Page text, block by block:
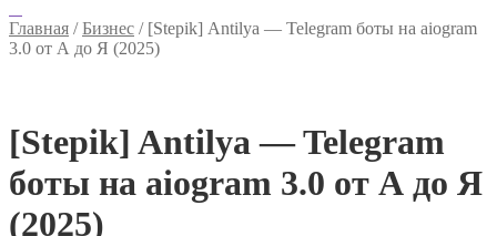
Главная /Бизнес / [Stepik] Antilya ― Telegram боты на aiogram
3.0 от А до Я (2025)
[Stepik] Antilya ― Telegram
боты на aiogram 3.0 от А до Я
(2025)